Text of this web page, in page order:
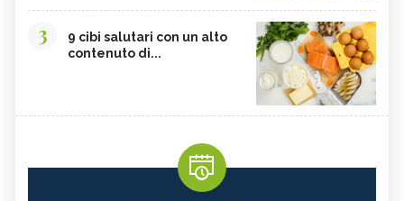
3
9 cibi salutari con un alto
contenuto di...